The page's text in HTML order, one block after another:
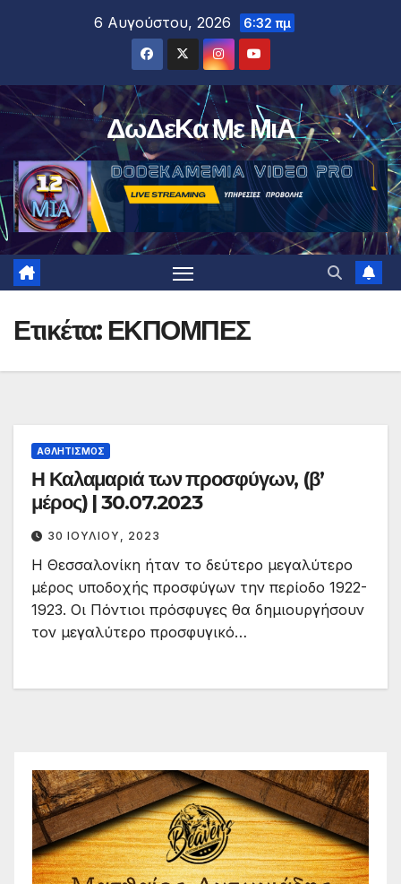
6 Αυγούστου, 2026 6:32 πμ
ΔωΔεΚα Με ΜιΑ
Ετικέτα: ΕΚΠΟΜΠΕΣ
ΑΘΛΗΤΙΣΜΌΣ
Η Καλαμαριά των προσφύγων, (β’
μέρος) | 30.07.2023
30 ΙΟΥΛΊΟΥ, 2023
Η Θεσσαλονίκη ήταν το δεύτερο μεγαλύτερο
μέρος υποδοχής προσφύγων την περίοδο 1922-
1923. Οι Πόντιοι πρόσφυγες θα δημιουργήσουν
τον μεγαλύτερο προσφυγικό…